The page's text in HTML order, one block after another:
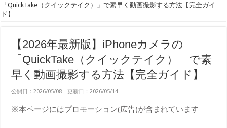
「QuickTake（クイックテイク）」で素早く動画撮影する方法【完全ガイ
ド】
【2026年最新版】iPhoneカメラの
「QuickTake（クイックテイク）」で素
早く動画撮影する方法【完全ガイド】
公開日：2026/05/08 更新日：2026/05/14
※本ページにはプロモーション(広告)が含まれています